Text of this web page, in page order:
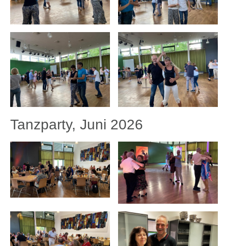
Tanzparty, Juni 2026